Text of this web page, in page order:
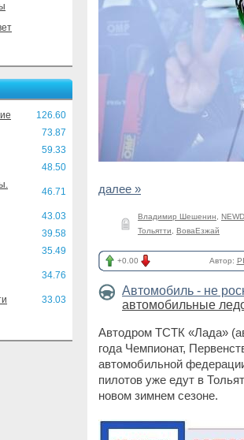
126.60
73.87
59.33
48.50
46.71
43.03
39.58
35.49
34.76
33.03
далее »
Владимир Шешенин
Тольятти
ВоваЕзжай
+0.00 Автор:
Автомобиль - не
автомобильные
Автодром ТСТК «Лада»
года Чемпионат,
автомобильной
пилотов уже едут в
новом зимнем сезоне.